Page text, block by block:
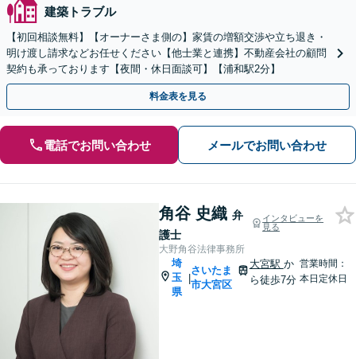
建築トラブル
【初回相談無料】【オーナーさま側の】家賃の増額交渉や立ち退き・
明け渡し請求などお任せください【他士業と連携】不動産会社の顧問
契約も承っております【夜間・休日面談可】【浦和駅2分】
料金表を見る
電話でお問い合わせ メールでお問い合わせ
角谷 史織 弁
護士
インタビューを
見る
大野角谷法律事務所
埼
玉
県
|
さいたま
市大宮区
大宮駅 か
ら徒歩7分
営業時間：
本日定休日